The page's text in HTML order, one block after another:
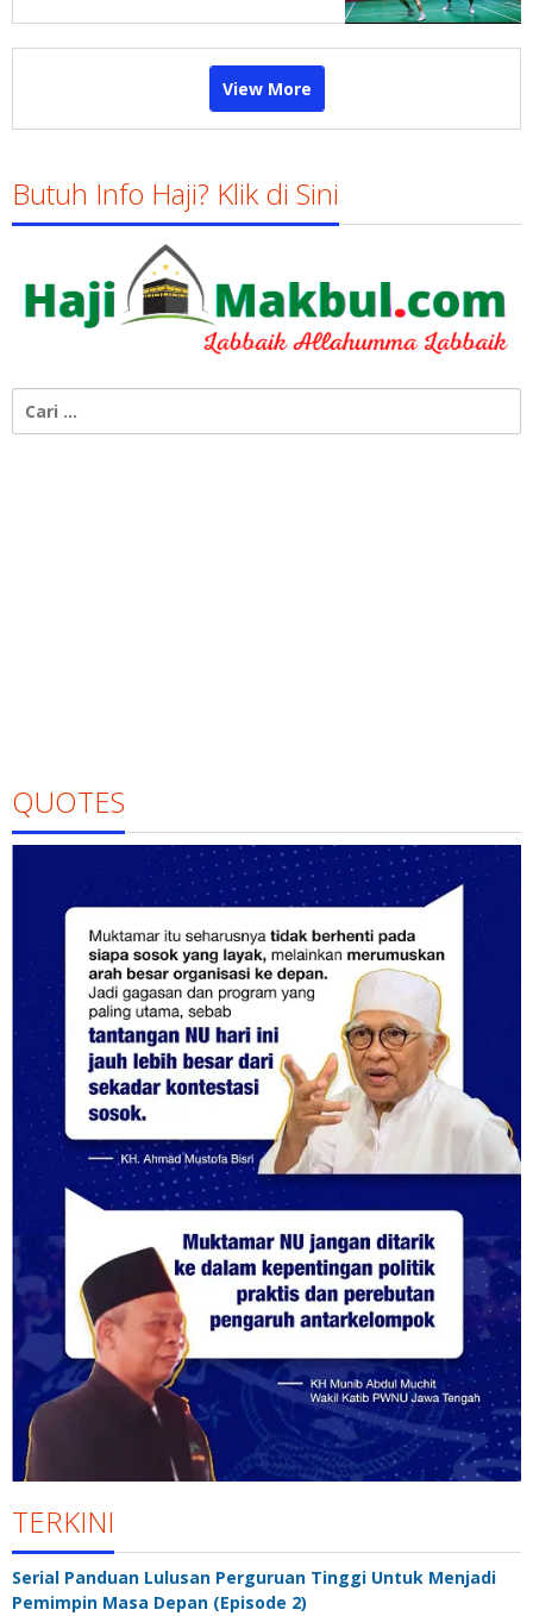
View More
Butuh Info Haji? Klik di Sini
untuk:
QUOTES
TERKINI
Serial Panduan Lulusan Perguruan Tinggi Untuk Menjadi
Pemimpin Masa Depan (Episode 2)